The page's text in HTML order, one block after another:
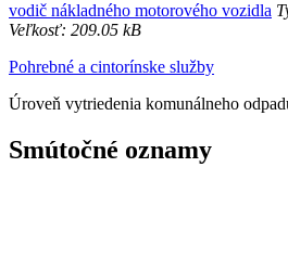
vodič nákladného motorového vozidla
Veľkosť: 209.05 kB
Pohrebné a cintorínske služby
Úroveň vytriedenia komunálneho
Smútočné oznamy